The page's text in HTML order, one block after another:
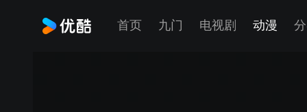
首页 九门 电视剧 动漫